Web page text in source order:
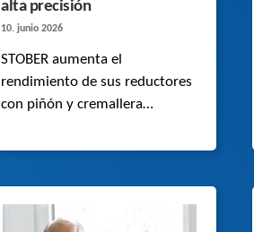
alta precisión
10. junio 2026
STOBER aumenta el
rendimiento de sus reductores
con piñón y cremallera
optimizadas y nuevos modelos